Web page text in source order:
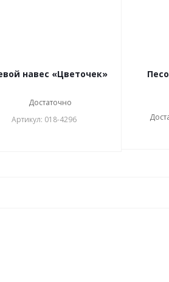
навес «Цветочек»
Достаточно
Артикул: 018-4296